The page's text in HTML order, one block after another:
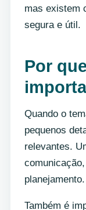
mas existem
segura e útil.
Por
Quando o
pequenos
relevantes.
planejamento.
Também é